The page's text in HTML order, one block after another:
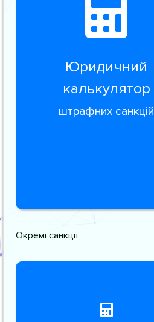
Юридичний
калькулятор
штрафних санкцій
Окремі санкції